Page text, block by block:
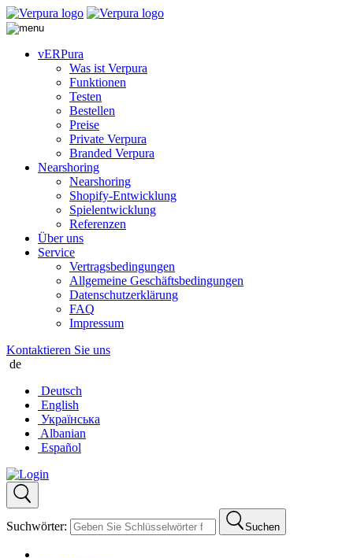
vERPura
Was ist Verpura
Funktionen
Testen
Bestellen
Preise
Private Verpura
Branded Verpura
Nearshoring
Nearshoring
Shopify-Entwicklung
Spielentwicklung
Referenzen
Über uns
Service
Vertragsbedingungen
Allgemeine Geschäftsbedingungen
Datenschutzerklärung
FAQ
Impressum
Kontaktieren Sie uns
de
Deutsch
English
Українська
Albanian
Español
Suchwörter: Suchen